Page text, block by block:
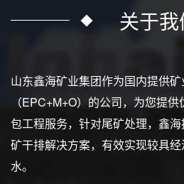
关于我
山东鑫海矿业集团作为国内提供
（EPC+M+O）的公司，为您提
包工程服务，针对尾矿处理，鑫
矿干排解决方案，有效实现较具
水。